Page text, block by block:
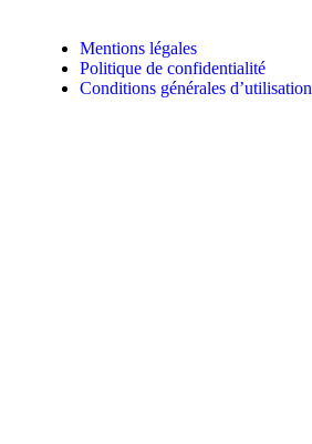
Mentions légales
Politique de confidentialité
Conditions générales d’utilisation